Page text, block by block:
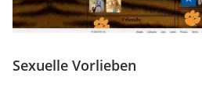
Sexuelle Vorlieben